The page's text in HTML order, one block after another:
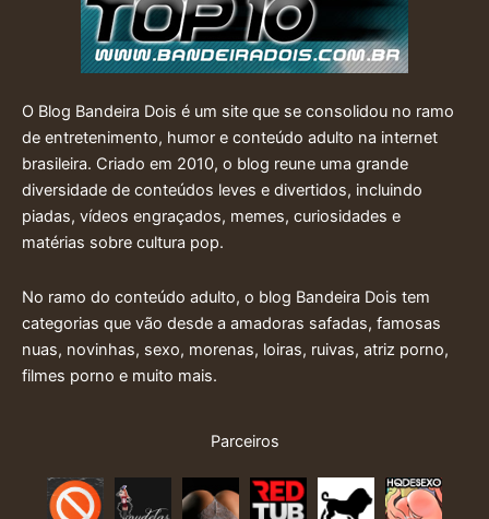
O Blog Bandeira Dois é um site que se consolidou no ramo
de entretenimento, humor e conteúdo adulto na internet
brasileira. Criado em 2010, o blog reune uma grande
diversidade de conteúdos leves e divertidos, incluindo
piadas, vídeos engraçados, memes, curiosidades e
matérias sobre cultura pop.
No ramo do conteúdo adulto, o blog Bandeira Dois tem
categorias que vão desde a amadoras safadas, famosas
nuas, novinhas, sexo, morenas, loiras, ruivas, atriz porno,
filmes porno e muito mais.
Parceiros